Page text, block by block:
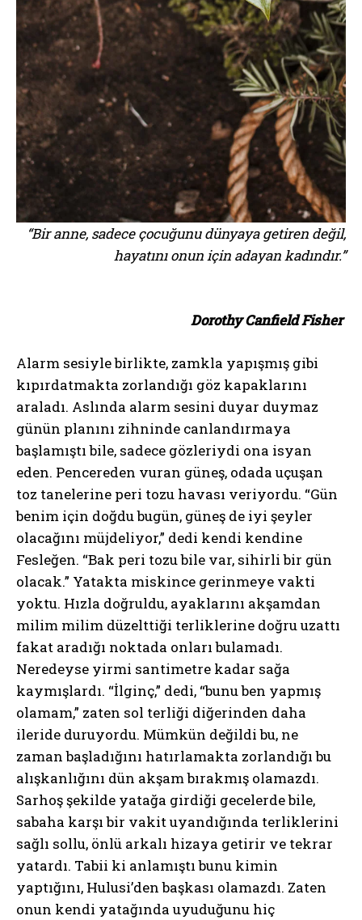
“Bir anne, sadece çocuğunu dünyaya getiren değil,
hayatını onun için adayan kadındır.”
Dorothy Canfield Fisher
Alarm sesiyle birlikte, zamkla yapışmış gibi
kıpırdatmakta zorlandığı göz kapaklarını
araladı. Aslında alarm sesini duyar duymaz
günün planını zihninde canlandırmaya
başlamıştı bile, sadece gözleriydi ona isyan
eden. Pencereden vuran güneş, odada uçuşan
toz tanelerine peri tozu havası veriyordu. “Gün
benim için doğdu bugün, güneş de iyi şeyler
olacağını müjdeliyor,” dedi kendi kendine
Fesleğen. “Bak peri tozu bile var, sihirli bir gün
olacak.” Yatakta miskince gerinmeye vakti
yoktu. Hızla doğruldu, ayaklarını akşamdan
milim milim düzelttiği terliklerine doğru uzattı
fakat aradığı noktada onları bulamadı.
Neredeyse yirmi santimetre kadar sağa
kaymışlardı. “İlginç,” dedi, “bunu ben yapmış
olamam,” zaten sol terliği diğerinden daha
ileride duruyordu. Mümkün değildi bu, ne
zaman başladığını hatırlamakta zorlandığı bu
alışkanlığını dün akşam bırakmış olamazdı.
Sarhoş şekilde yatağa girdiği gecelerde bile,
sabaha karşı bir vakit uyandığında terliklerini
sağlı sollu, önlü arkalı hizaya getirir ve tekrar
yatardı. Tabii ki anlamıştı bunu kimin
yaptığını, Hulusi’den başkası olamazdı. Zaten
onun kendi yatağında uyuduğunu hiç